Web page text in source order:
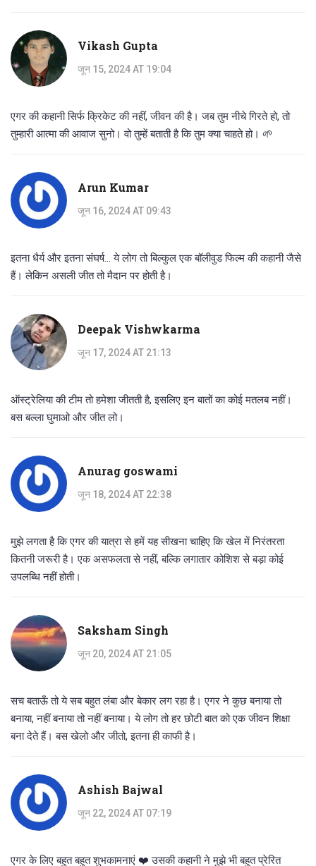
Vikash Gupta
जून 15, 2024 AT 19:04
एगर की कहानी सिर्फ क्रिकेट की नहीं, जीवन की है। जब तुम नीचे गिरते हो, तो
तुम्हारी आत्मा की आवाज सुनो। वो तुम्हें बताती है कि तुम क्या चाहते हो। 🌱
Arun Kumar
जून 16, 2024 AT 09:43
इतना धैर्य और इतना संघर्ष... ये लोग तो बिल्कुल एक बॉलीवुड फिल्म की कहानी जैसे
हैं। लेकिन असली जीत तो मैदान पर होती है।
Deepak Vishwkarma
जून 17, 2024 AT 21:13
ऑस्ट्रेलिया की टीम तो हमेशा जीतती है, इसलिए इन बातों का कोई मतलब नहीं।
बस बल्ला घुमाओ और जीत लो।
Anurag goswami
जून 18, 2024 AT 22:38
मुझे लगता है कि एगर की यात्रा से हमें यह सीखना चाहिए कि खेल में निरंतरता
कितनी जरूरी है। एक असफलता से नहीं, बल्कि लगातार कोशिश से बड़ा कोई
उपलब्धि नहीं होती।
Saksham Singh
जून 20, 2024 AT 21:05
सच बताऊँ तो ये सब बहुत लंबा और बेकार लग रहा है। एगर ने कुछ बनाया तो
बनाया, नहीं बनाया तो नहीं बनाया। ये लोग तो हर छोटी बात को एक जीवन शिक्षा
बना देते हैं। बस खेलो और जीतो, इतना ही काफी है।
Ashish Bajwal
जून 22, 2024 AT 07:19
एगर के लिए बहुत बहुत शुभकामनाएं ❤️ उसकी कहानी ने मुझे भी बहुत प्रेरित